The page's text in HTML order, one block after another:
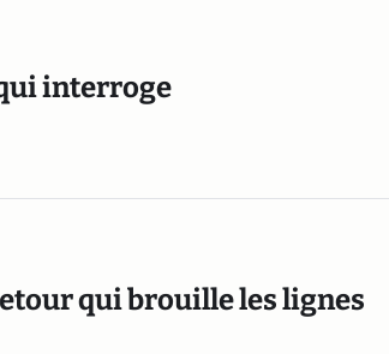
interroge
qui brouille les lignes